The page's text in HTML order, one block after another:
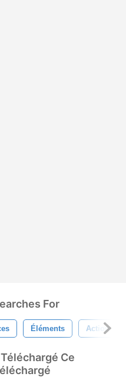
For
Éléments Action De
Ce